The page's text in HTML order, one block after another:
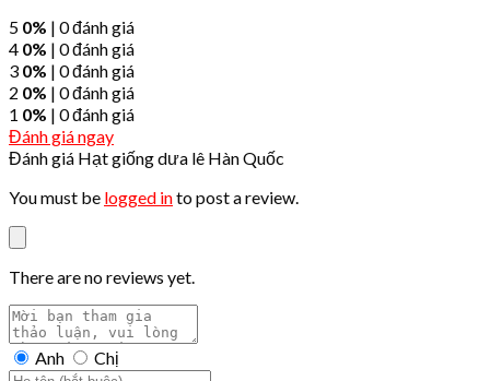
5 0% | 0 đánh giá
4 0% | 0 đánh giá
3 0% | 0 đánh giá
2 0% | 0 đánh giá
1 0% | 0 đánh giá
Đánh giá ngay
Đánh giá Hạt giống dưa lê Hàn Quốc
You must be logged into post a review.
There are no reviews yet.
Anh Chị